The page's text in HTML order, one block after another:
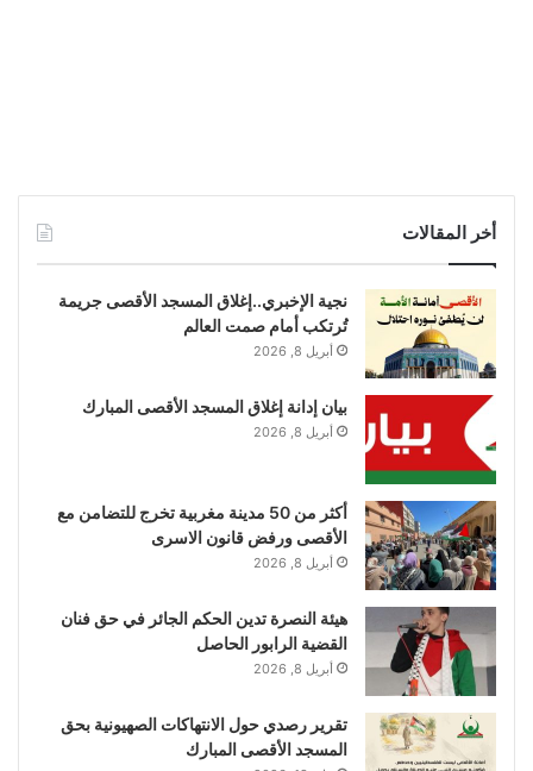
أخر المقالات
نجية الإخبري..إغلاق المسجد الأقصى جريمة
تُرتكب أمام صمت العالم
أبريل 8, 2026
بيان إدانة إغلاق المسجد الأقصى المبارك
أبريل 8, 2026
أكثر من 50 مدينة مغربية تخرج للتضامن مع
الأقصى ورفض قانون الاسرى
أبريل 8, 2026
هيئة النصرة تدين الحكم الجائر في حق فنان
القضية الرابور الحاصل
أبريل 8, 2026
تقرير رصدي حول الانتهاكات الصهيونية بحق
المسجد الأقصى المبارك